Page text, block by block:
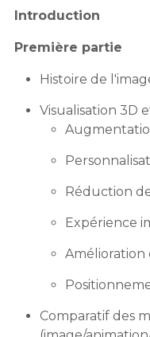
Introduction
Première partie
Histoire de
Visualisation 3D
Réduction
Expérience
Amélioration
Comparatif des